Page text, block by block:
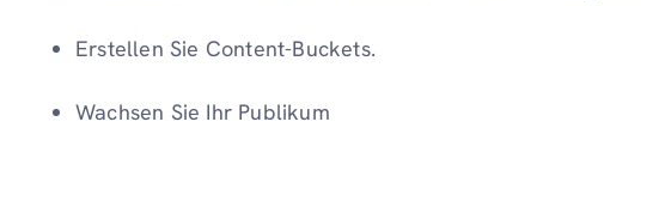
Erstellen Sie Content-Buckets.
Wachsen Sie Ihr Publikum